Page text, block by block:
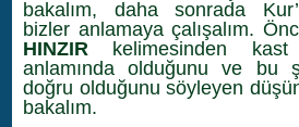
bakalım, daha sonrada
bizler anlamaya çalışalım.
HINZIR kelimesinden
anlamında olduğunu ve bu
doğru olduğunu söyleyen
bakalım.